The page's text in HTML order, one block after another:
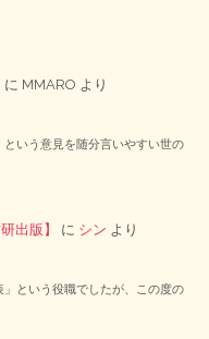
に MMARO より
いう意見を随分言いやすい世の
出版】 に シン より
という役職でしたが、この度の